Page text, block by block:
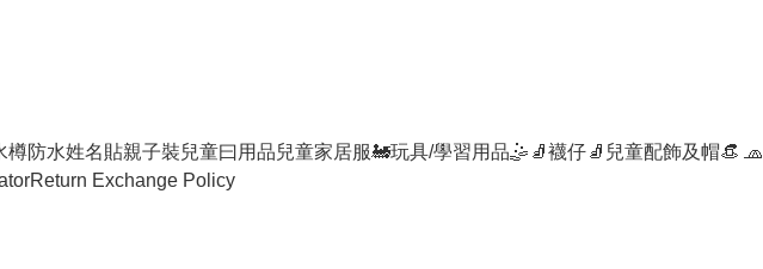
樽防水姓名貼親子裝兒童曰用品兒童家居服🚂玩具/學習用品🤹 🧦襪仔🧦 兒童配飾及帽👒 🧢
Return Exchange Policy